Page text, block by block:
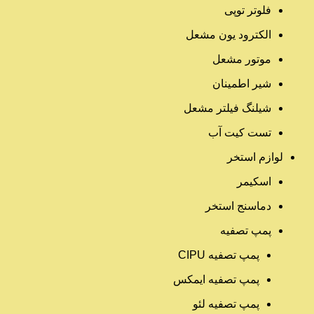
فلوتر توپی
الکترود یون مشعل
موتور مشعل
شیر اطمینان
شیلنگ فیلتر مشعل
تست کیت آب
لوازم استخر
اسکیمر
دماسنج استخر
پمپ تصفیه
پمپ تصفیه CIPU
پمپ تصفیه ایمکس
پمپ تصفیه لئو